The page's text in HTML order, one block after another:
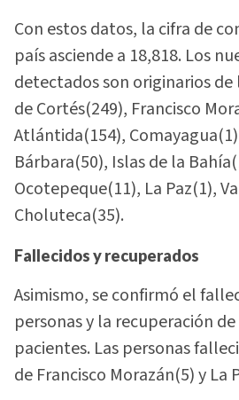
Con estos datos, la cifra de
país asciende a 18,818. Los
detectados son originarios
de Cortés(249), Francisco
Atlántida(154),
Bárbara(50), Islas de la
Ocotepeque(11), La Paz(1),
Choluteca(35).
Fallecidos y recuperados
Asimismo, se confirmó el
personas y la recuperación
pacientes. Las personas
de Francisco Morazán(5) y La